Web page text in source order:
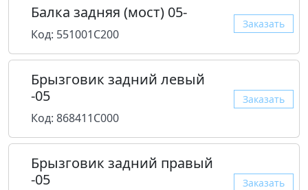
Балка задняя (мост) 05-
Код: 551001C200
Заказать
Брызговик задний левый
-05
Код: 868411C000
Заказать
Брызговик задний правый
-05
Заказать